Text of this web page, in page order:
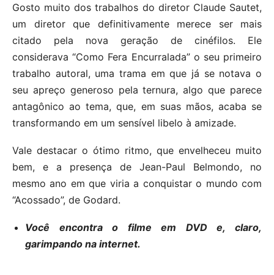
Gosto muito dos trabalhos do diretor Claude Sautet,
um diretor que definitivamente merece ser mais
citado pela nova geração de cinéfilos. Ele
considerava “Como Fera Encurralada” o seu primeiro
trabalho autoral, uma trama em que já se notava o
seu apreço generoso pela ternura, algo que parece
antagônico ao tema, que, em suas mãos, acaba se
transformando em um sensível libelo à amizade.
Vale destacar o ótimo ritmo, que envelheceu muito
bem, e a presença de Jean-Paul Belmondo, no
mesmo ano em que viria a conquistar o mundo com
“Acossado”, de Godard.
Você encontra o filme em DVD e, claro,
garimpando na internet.